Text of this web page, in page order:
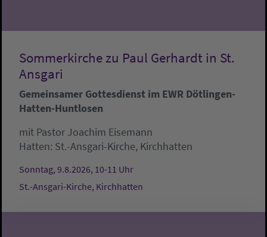
Sommerkirche zu Paul Gerhardt in St.
Ansgari
Gemeinsamer Gottesdienst im EWR Dötlingen-
Hatten-Huntlosen
mit Pastor Joachim Eisemann
Hatten: St.-Ansgari-Kirche, Kirchhatten
Sonntag, 9.8.2026, 10-11 Uhr
St.-Ansgari-Kirche, Kirchhatten